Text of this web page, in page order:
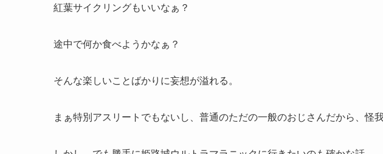
紅葉サイクリングもいいなぁ？
途中で何か食べようかなぁ？
そんな楽しいことばかりに妄想が溢れる。
まぁ特別アスリートでもないし、普通のただの一般のおじさんだから、怪